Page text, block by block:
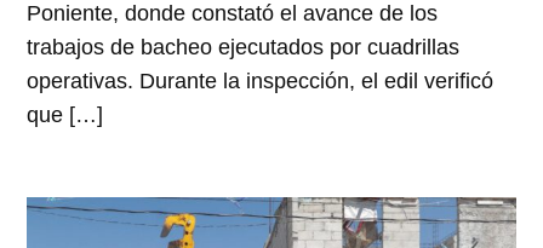
Poniente, donde constató el avance de los
trabajos de bacheo ejecutados por cuadrillas
operativas. Durante la inspección, el edil verificó
que […]